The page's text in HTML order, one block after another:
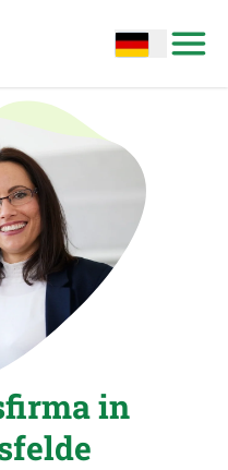
Open options
in